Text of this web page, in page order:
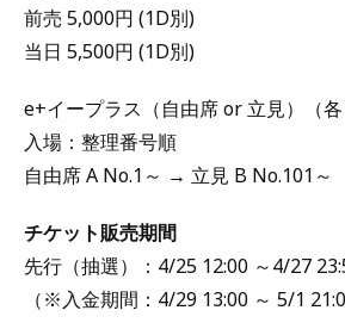
前売 5,000円 (1D別)
当日 5,500円 (1D別)
e+イープラス（自由席 or 立見）（各
入場：整理番号順
自由席 A No.1～ → 立見 B No.101～
チケット販売期間
先行（抽選）：4/25 12:00 ～4/27
（※入金期間：4/29 13:00 ～ 5/1